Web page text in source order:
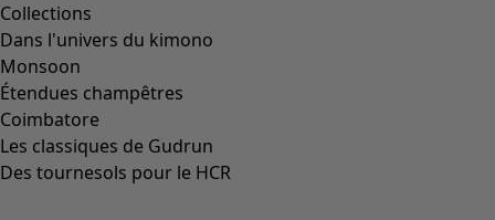
Collections
Dans l'univers du kimono
Monsoon
Étendues champêtres
Coimbatore
Les classiques de Gudrun
Des tournesols pour le HCR